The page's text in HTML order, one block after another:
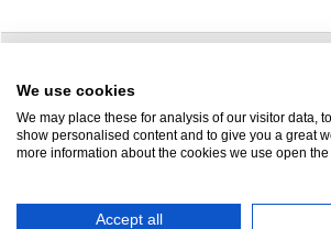
Zuidersluisweg 42
8243 RC Lelystad
Tel:
We use cookies
We may place these for analysis of our visitor data,
show personalised content and to give you a great
more information about the cookies we use open
Accept all